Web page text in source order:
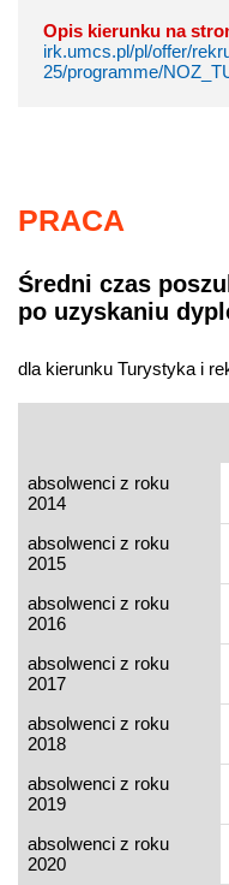
Opis kierunku na
irk.umcs.pl/pl/offer/
25/programme/
PRACA
Średni czas
po uzyskaniu
dla kierunku Turystyka i
absolwenci z roku
2014
absolwenci z roku
2015
absolwenci z roku
2016
absolwenci z roku
2017
absolwenci z roku
2018
absolwenci z roku
2019
absolwenci z roku
2020